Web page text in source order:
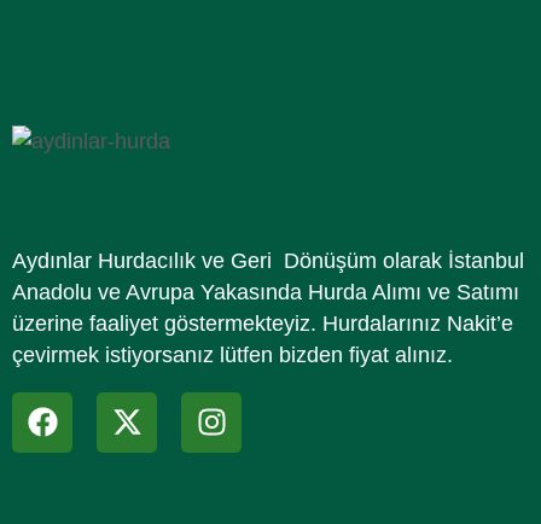
Aydınlar Hurdacılık ve Geri Dönüşüm olarak İstanbul
Anadolu ve Avrupa Yakasında Hurda Alımı ve Satımı
üzerine faaliyet göstermekteyiz. Hurdalarınız Nakit’e
çevirmek istiyorsanız lütfen bizden fiyat alınız.